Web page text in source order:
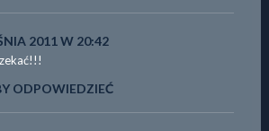
2011 W 20:42
ODPOWIEDZIEĆ